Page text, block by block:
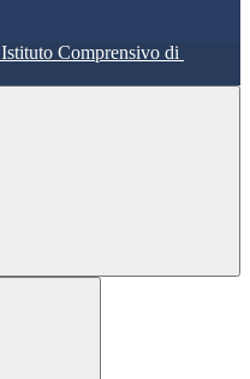
Istituto Comprensivo di